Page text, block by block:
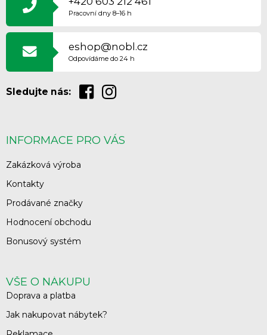
T
Pracovní dny 8–16 h
eshop@nobl.cz
Odpovídáme do 24 h
Sledujte nás:
INFORMACE PRO VÁS
Zakázková výroba
Kontakty
Prodávané značky
Hodnocení obchodu
Bonusový systém
VŠE O NÁKUPU
Doprava a platba
Jak nakupovat nábytek?